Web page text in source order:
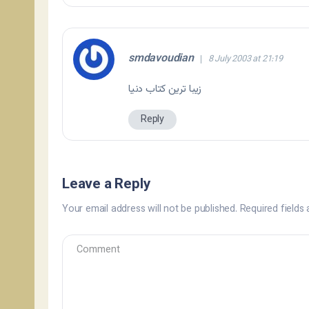
smdavoudian 8 July 2003 at 21:19
زيبا ترين كتاب دنيا
Reply
Leave a Reply
Your email address will not be published. Required